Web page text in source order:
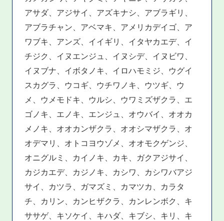
アサダ、アジサイ、アズキナシ、アブラギリ、
アブラチャン、アベマキ、アメリカデイゴ、ア
ワブキ、アンズ、イイギリ、イタヤカエデ、イ
チジク、イヌエンジュ、イヌシデ、イヌビワ、
イヌブナ、イボタノキ、イロハモミジ、ウグイ
スカグラ、ウコギ、ウチワノキ、ウツギ、ウ
メ、ウメモドキ、ウルシ、ウワミズザクラ、エ
ゴノキ、エノキ、エンジュ、オウバイ、オオカ
メノキ、オオカンザクラ、オオシマザクラ、オ
オデマリ、オトコヨウゾメ、オオモクゲンジ、
オニグルミ、カイノキ、カキ、ガクアジサイ、
カジカエデ、カジノキ、カシワ、カシワバアジ
サイ、カツラ、ガマズミ、カマツカ、カラタ
チ、カリン、カンヒザクラ、カンレンボク、キ
ササゲ、キソケイ、キハダ、キブシ、キリ、キ